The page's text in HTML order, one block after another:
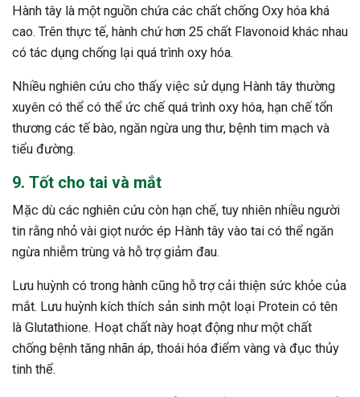
Hành tây là một nguồn chứa các chất chống Oxy hóa khá
cao. Trên thực tế, hành chứ hơn 25 chất Flavonoid khác nhau
có tác dụng chống lại quá trình oxy hóa.
Nhiều nghiên cứu cho thấy việc sử dụng Hành tây thường
xuyên có thể có thể ức chế quá trình oxy hóa, hạn chế tổn
thương các tế bào, ngăn ngừa ung thư, bệnh tim mạch và
tiểu đường.
9. Tốt cho tai và mắt
Mặc dù các nghiên cứu còn hạn chế, tuy nhiên nhiều người
tin rằng nhỏ vài giọt nước ép Hành tây vào tai có thể ngăn
ngừa nhiễm trùng và hỗ trợ giảm đau.
Lưu huỳnh có trong hành cũng hỗ trợ cải thiện sức khỏe của
mắt. Lưu huỳnh kích thích sản sinh một loại Protein có tên
là Glutathione. Hoạt chất này hoạt động như một chất
chống bệnh tăng nhãn áp, thoái hóa điểm vàng và đục thủy
tinh thể.